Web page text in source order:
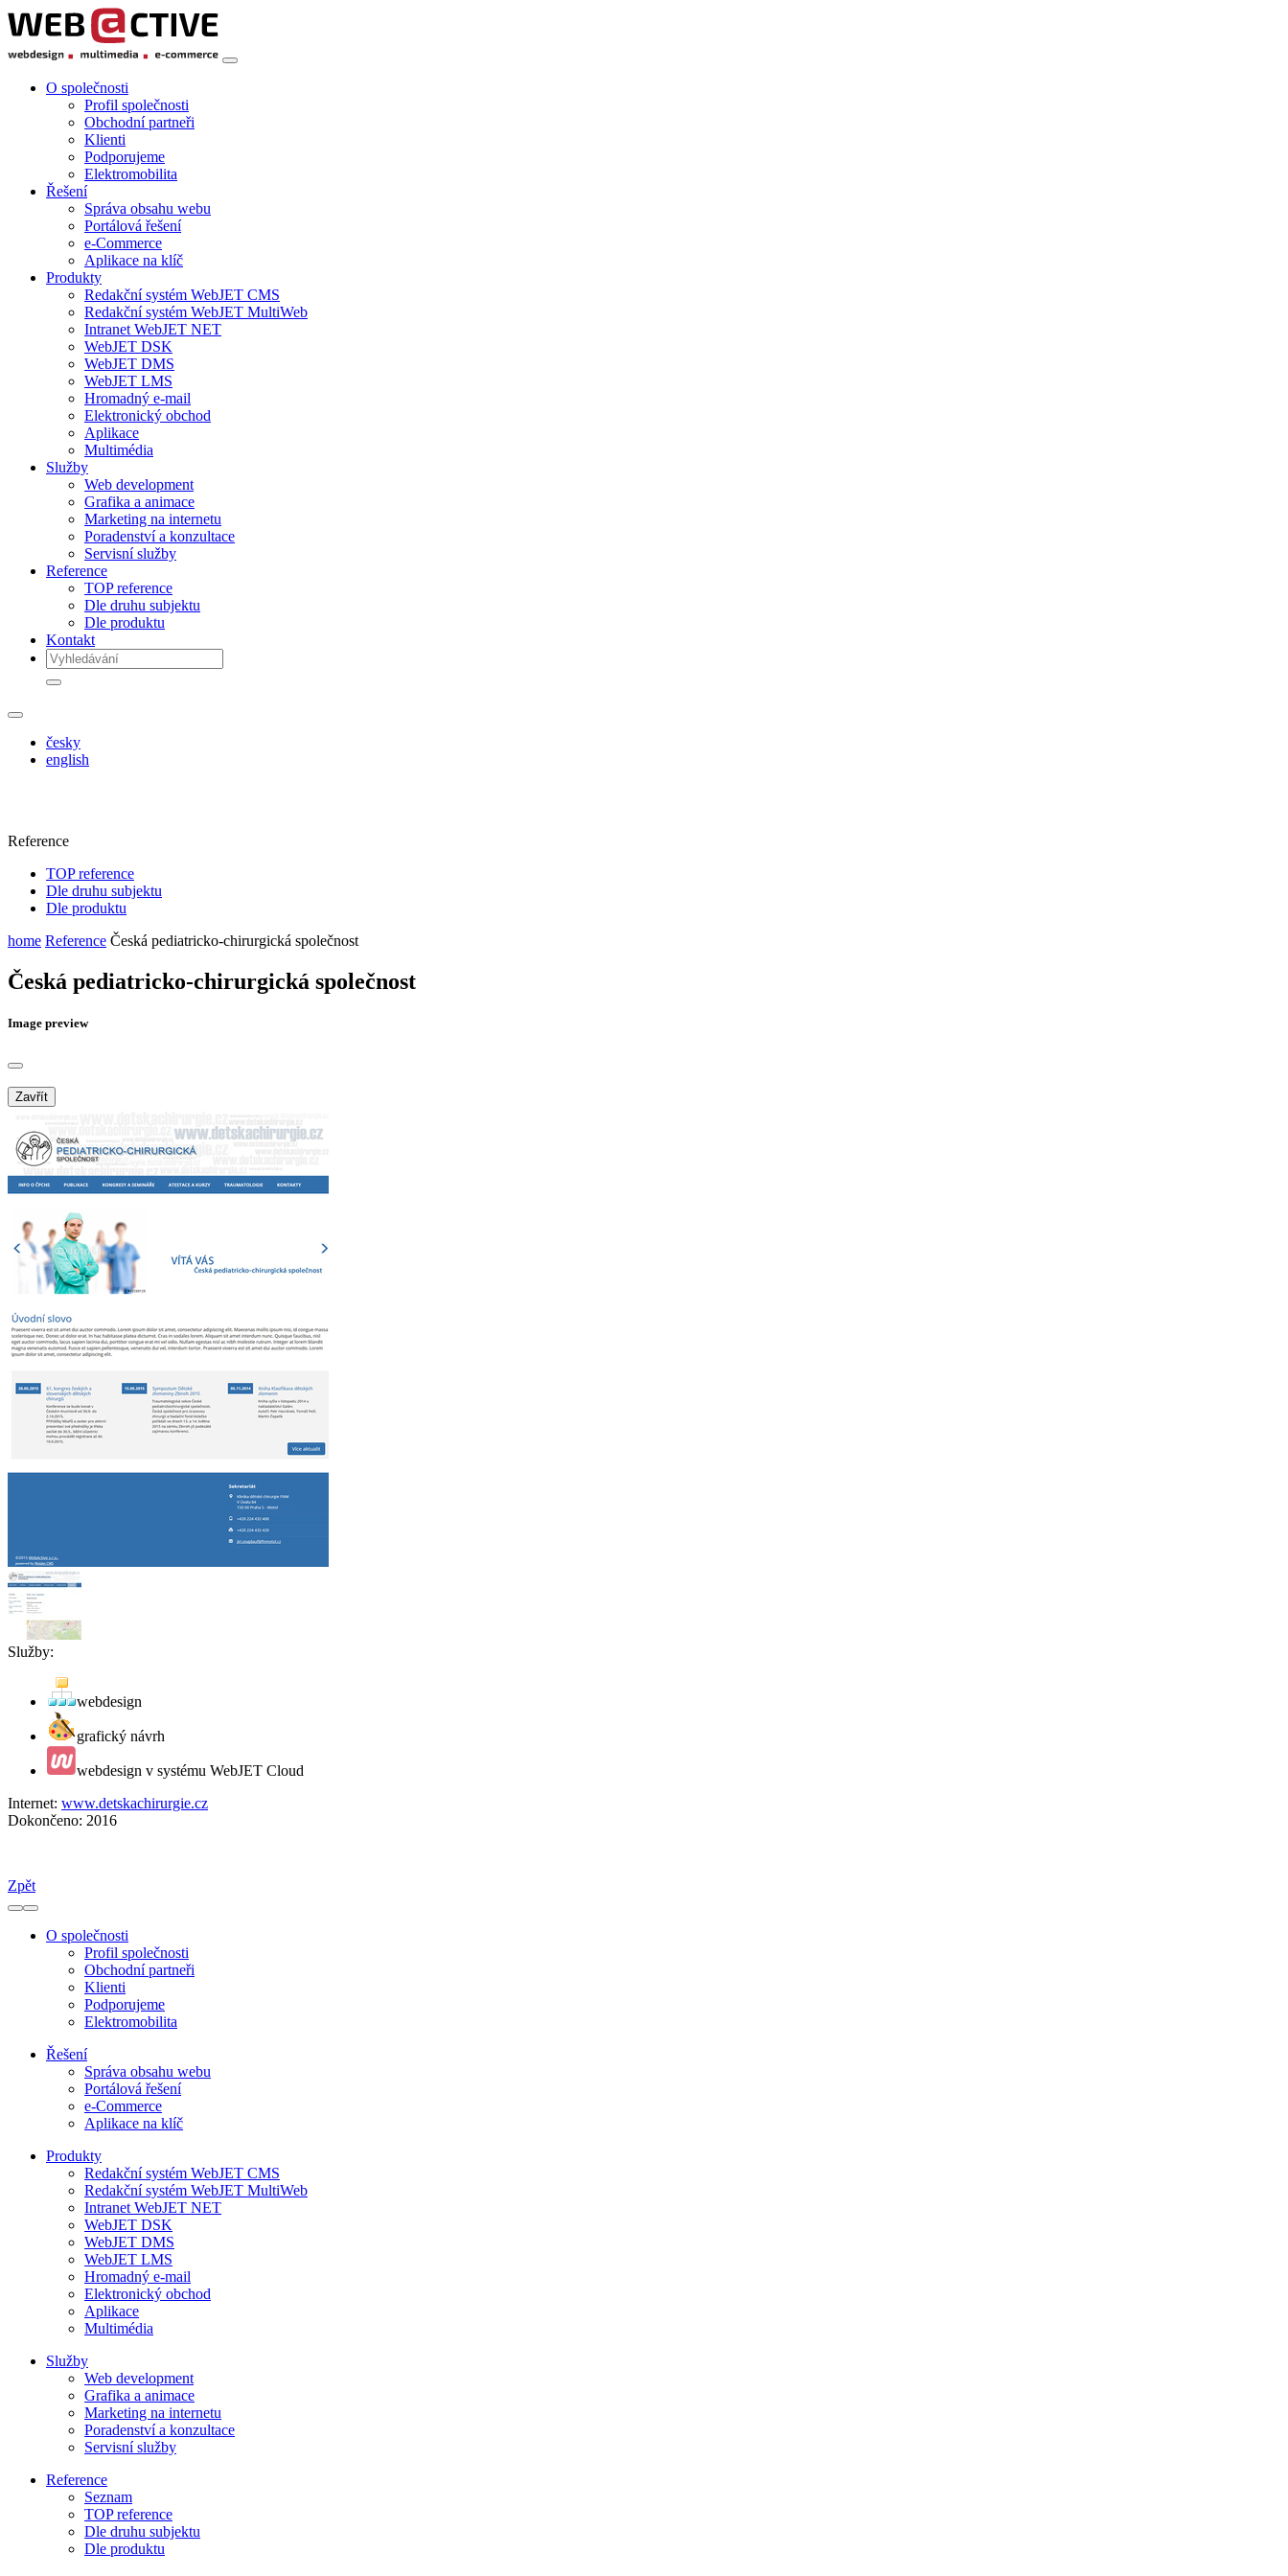
O společnosti
Profil společnosti
Obchodní partneři
Klienti
Podporujeme
Elektromobilita
Řešení
Správa obsahu webu
Portálová řešení
e-Commerce
Aplikace na klíč
Produkty
Redakční systém WebJET CMS
Redakční systém WebJET MultiWeb
Intranet WebJET NET
WebJET DSK
WebJET DMS
WebJET LMS
Hromadný e-mail
Elektronický obchod
Aplikace
Multimédia
Služby
Web development
Grafika a animace
Marketing na internetu
Poradenství a konzultace
Servisní služby
Reference
TOP reference
Dle druhu subjektu
Dle produktu
Kontakt
česky
english
Reference
TOP reference
Dle druhu subjektu
Dle produktu
home Reference Česká pediatricko-chirurgická společnost
Česká pediatricko-chirurgická společnost
Image preview
Zavřít
Služby:
webdesign
grafický návrh
webdesign v systému WebJET Cloud
Internet: www.detskachirurgie.cz
Dokončeno: 2016
Zpět
O společnosti
Profil společnosti
Obchodní partneři
Klienti
Podporujeme
Elektromobilita
Řešení
Správa obsahu webu
Portálová řešení
e-Commerce
Aplikace na klíč
Produkty
Redakční systém WebJET CMS
Redakční systém WebJET MultiWeb
Intranet WebJET NET
WebJET DSK
WebJET DMS
WebJET LMS
Hromadný e-mail
Elektronický obchod
Aplikace
Multimédia
Služby
Web development
Grafika a animace
Marketing na internetu
Poradenství a konzultace
Servisní služby
Reference
Seznam
TOP reference
Dle druhu subjektu
Dle produktu